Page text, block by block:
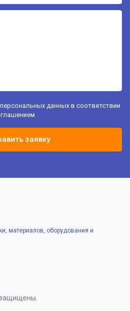
данных в соответствии
заявку
материалов, оборудования и